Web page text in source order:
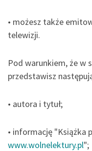
• możesz także
telewizji.
Pod warunkiem, że w
przedstawisz
• autora i tytuł;
• informację "Książka
www.wolnelektury.pl";